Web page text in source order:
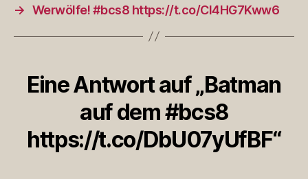
→ Werwölfe! #bcs8 https://t.co/CI4HG7Kww6
Eine Antwort auf „Batman
auf dem #bcs8
https://t.co/DbU07yUfBF“